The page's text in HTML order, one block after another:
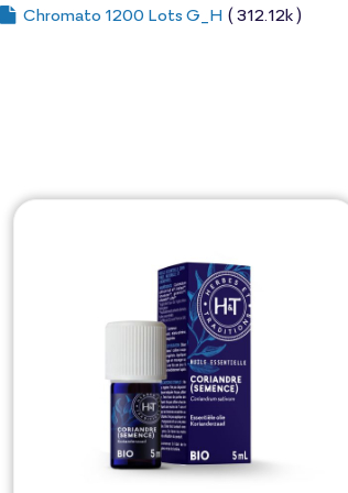
Chromato 1200 Lots G_H ( 312.12k )